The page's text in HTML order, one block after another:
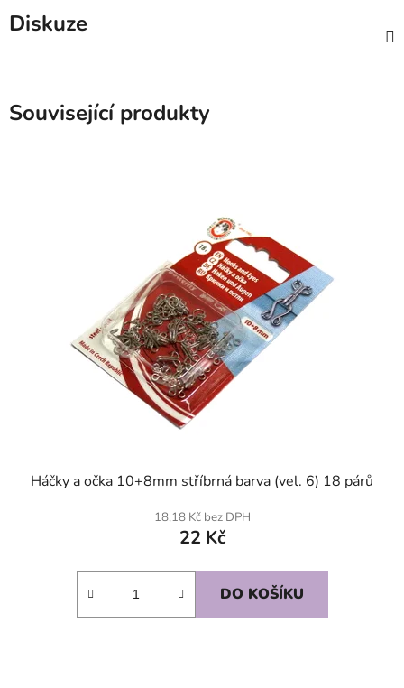
Diskuze
Související produkty
Háčky a očka 10+8mm stříbrná barva (vel. 6) 18 párů
18,18 Kč bez DPH
22 Kč
DO KOŠÍKU